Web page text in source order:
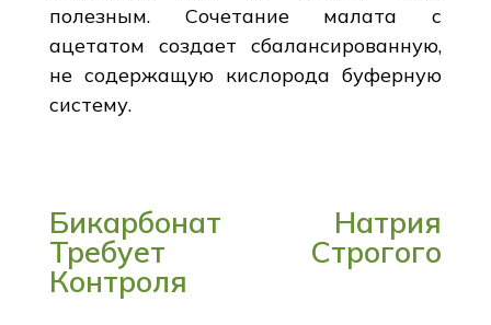
полезным. Сочетание малата с
ацетатом создает сбалансированную,
не содержащую кислорода буферную
систему.
Бикарбонат Натрия
Требует Строгого
Контроля